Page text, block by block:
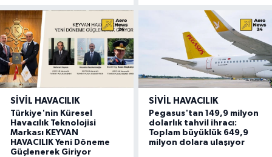
SIVIL HAVACILIK
Türkiye'nin Küresel
Havacılık Teknolojisi
Markası KEYVAN
HAVACILIK Yeni Döneme
Güçlenerek Giriyor
SIVIL HAVACILIK
Pegasus'tan 149,9 milyon
dolarlık tahvil ihracı:
Toplam büyüklük 649,9
milyon dolara ulaşıyor